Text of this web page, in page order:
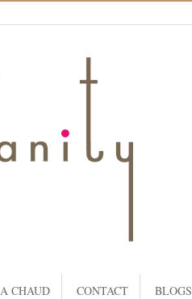
A CHAUD CONTACT